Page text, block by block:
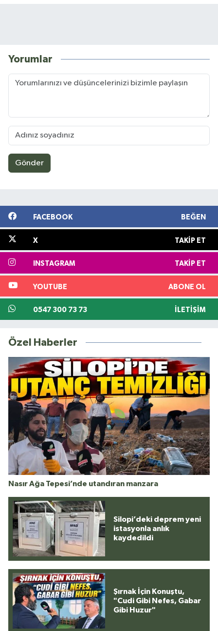
Yorumlar
Gönder
FACEBOOK BEĞEN
X TAKIP ET
INSTAGRAM TAKIP ET
YOUTUBE ABONE OL
0547 300 73 73 İLETIŞIM
Özel Haberler
Nasır Ağa Tepesi’nde utandıran manzara
Silopi’deki deprem yeni
istasyonla anlık
kaydedildi
Şırnak İçin Konuştu,
"Cudi Gibi Nefes, Gabar
Gibi Huzur"